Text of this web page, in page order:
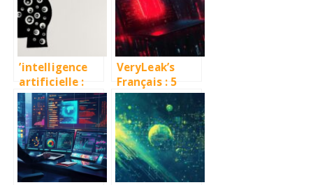
’intelligence
artificielle :
comment les
agences web
l’utilisent pour
booster vos
projets ?
VeryLeak’s
Français : 5
dangers
majeurs de ce
site de
revenge porn à
connaître